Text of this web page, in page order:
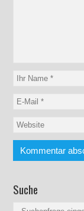
Suche